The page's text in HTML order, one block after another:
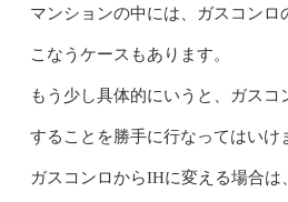
マンションの中には、ガスコンロ
こなうケースもあります。
もう少し具体的にいうと、ガスコ
することを勝手に行なってはいけ
ガスコンロからIHに変える場合